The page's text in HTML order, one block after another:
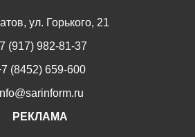
ул. Горького, 21
(917) 982-81-37
(8452) 659-600
РЕКЛАМА